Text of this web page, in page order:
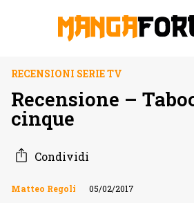
RECENSIONI SERIE TV
Recensione –
cinque
Condividi
Matteo Regoli 05/02/2017